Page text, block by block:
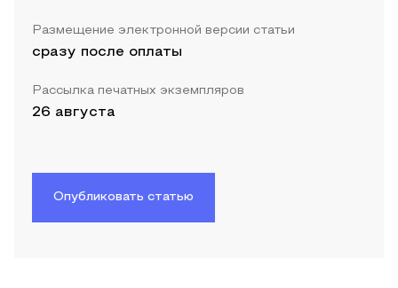
Размещение электронной версии статьи
сразу после оплаты
Рассылка печатных экземпляров
26 августа
Опубликовать статью